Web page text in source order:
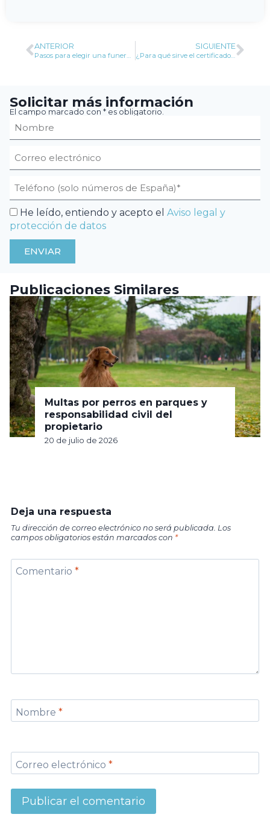
ANTERIOR
Pasos para elegir una funeraria
SIGUIENTE
¿Para qué sirve el certificado de últimas voluntades?
Solicitar más información
El campo marcado con * es obligatorio.
He leído, entiendo y acepto el Aviso legal y
protección de datos
ENVIAR
Publicaciones Similares
Multas por perros en parques y
responsabilidad civil del
propietario
20 de julio de 2026
Deja una respuesta
Tu dirección de correo electrónico no será publicada. Los
campos obligatorios están marcados con *
Comentario *
Nombre *
Correo electrónico *